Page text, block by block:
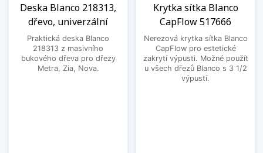
Deska Blanco 218313,
dřevo, univerzální
Praktická deska Blanco
218313 z masivního
bukového dřeva pro dřezy
Metra, Zia, Nova.
Krytka sítka Blanco
CapFlow 517666
Nerezová krytka sítka Blanco
CapFlow pro estetické
zakrytí výpusti. Možné použít
u všech dřezů Blanco s 3 1/2
výpustí.